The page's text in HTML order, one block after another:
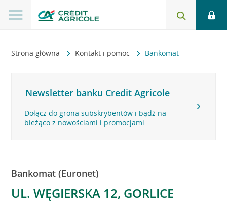
Strona główna Kontakt i pomoc Bankomat
Newsletter banku Credit Agricole
Dołącz do grona subskrybentów i bądź na
bieżąco z nowościami i promocjami
Bankomat (Euronet)
UL. WĘGIERSKA 12, GORLICE